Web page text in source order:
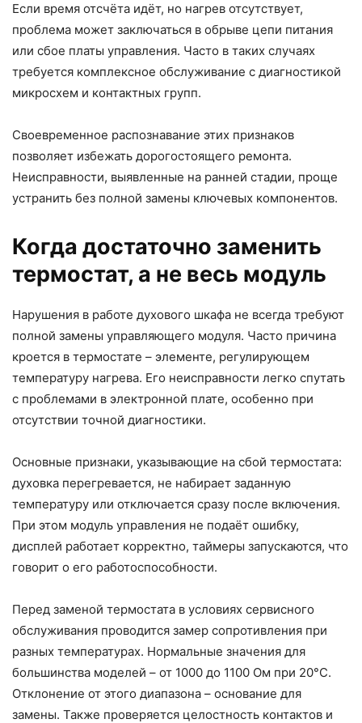
Если время отсчёта идёт, но нагрев отсутствует,
проблема может заключаться в обрыве цепи питания
или сбое платы управления. Часто в таких случаях
требуется комплексное обслуживание с диагностикой
микросхем и контактных групп.
Своевременное распознавание этих признаков
позволяет избежать дорогостоящего ремонта.
Неисправности, выявленные на ранней стадии, проще
устранить без полной замены ключевых компонентов.
Когда достаточно заменить
термостат, а не весь модуль
Нарушения в работе духового шкафа не всегда требуют
полной замены управляющего модуля. Часто причина
кроется в термостате – элементе, регулирующем
температуру нагрева. Его неисправности легко спутать
с проблемами в электронной плате, особенно при
отсутствии точной диагностики.
Основные признаки, указывающие на сбой термостата:
духовка перегревается, не набирает заданную
температуру или отключается сразу после включения.
При этом модуль управления не подаёт ошибку,
дисплей работает корректно, таймеры запускаются, что
говорит о его работоспособности.
Перед заменой термостата в условиях сервисного
обслуживания проводится замер сопротивления при
разных температурах. Нормальные значения для
большинства моделей – от 1000 до 1100 Ом при 20°C.
Отклонение от этого диапазона – основание для
замены. Также проверяется целостность контактов и